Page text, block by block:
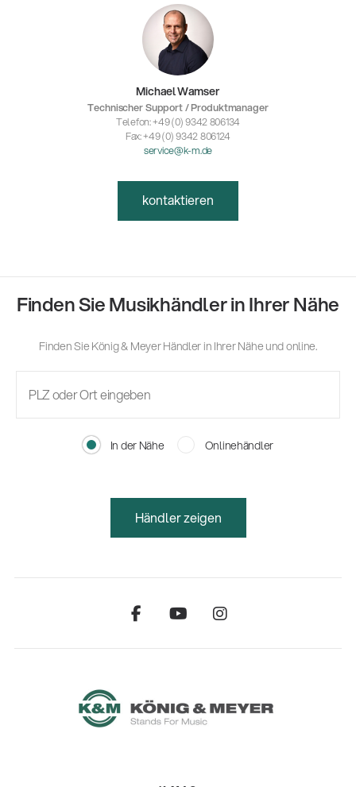
Michael Wamser
Technischer Support / Produktmanager
Telefon: +49 (0) 9342 806134
Fax: +49 (0) 9342 806124
service@k-m.de
kontaktieren
Finden Sie Musikhändler in Ihrer Nähe
Finden Sie König & Meyer Händler in Ihrer Nähe und online.
In der Nähe Onlinehändler
Händler zeigen